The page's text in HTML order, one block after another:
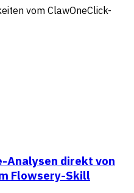
vom ClawOneClick-
Analysen direkt von
Flowsery-Skill